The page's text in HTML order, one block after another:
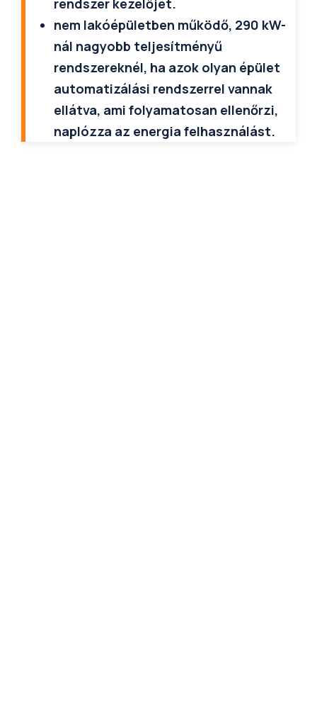
rendszer kezelőjét.
nem lakóépületben működő, 290 kW-
nál nagyobb teljesítményű
rendszereknél, ha azok olyan épület
automatizálási rendszerrel vannak
ellátva, ami folyamatosan ellenőrzi,
naplózza az energia felhasználást.